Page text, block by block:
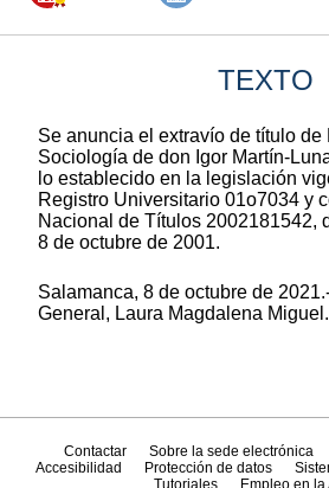
TEXTO
Se anuncia el extravío de título de
Sociología de don Igor Martín-
lo establecido en la legislación
Registro Universitario 01o7034 y
Nacional de Títulos 2002181542,
8 de octubre de 2001.
Salamanca, 8 de octubre de
General, Laura Magdalena Miguel.
Contactar Sobre la sede electrónica
Accesibilidad
Protección de datos